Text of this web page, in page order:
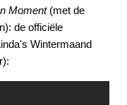
Moment(met de
de officiële
Wintermaand